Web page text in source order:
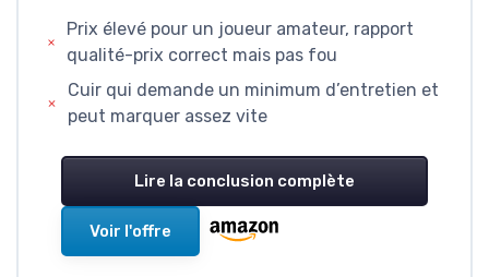
Prix élevé pour un joueur amateur, rapport
qualité-prix correct mais pas fou
Cuir qui demande un minimum d’entretien et
peut marquer assez vite
Lire la conclusion complète
Voir l'offre